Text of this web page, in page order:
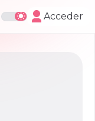
Acceder